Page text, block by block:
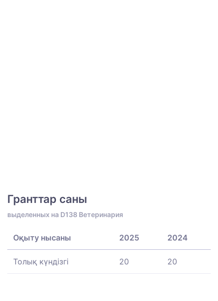
Гранттар саны
выделенных на D138 Ветеринария
Оқыту нысаны 2025 2024
Толық күндізгі 20 20